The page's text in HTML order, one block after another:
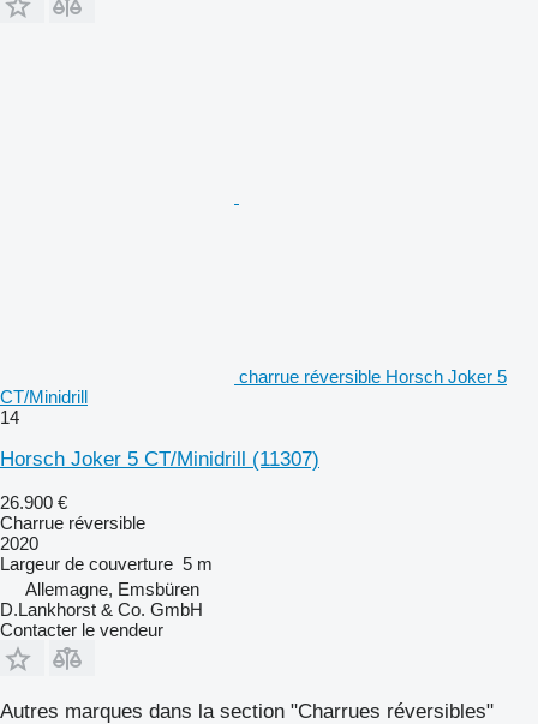
charrue réversible Horsch Joker 5
CT/Minidrill
14
Horsch Joker 5 CT/Minidrill (11307)
26.900 €
Charrue réversible
2020
Largeur de couverture 5 m
Allemagne, Emsbüren
D.Lankhorst & Co. GmbH
Contacter le vendeur
Autres marques dans la section "Charrues réversibles"